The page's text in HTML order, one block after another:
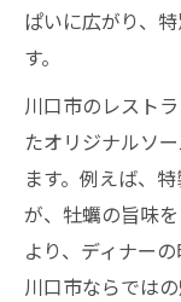
ぱいに広がり、
す。
川口市のレスト
たオリジナルソ
ます。例えば、
が、牡蠣の旨味
より、ディナー
川口市ならではの